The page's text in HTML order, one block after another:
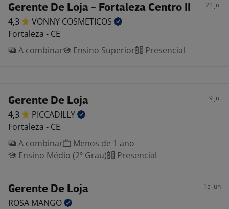
Gerente De Loja - Fortaleza Centro II 21 jul
4,3 VONNY COSMETICOS
Fortaleza - CE
A combinar
Ensino Superior Presencial
Gerente De Loja 9 jul
4,3
PICCADILLY
Fortaleza - CE
A combinar
Menos de 1 ano
Ensino Médio (2º Grau)
Presencial
Gerente De Loja 15 jun
ROSA MANGO